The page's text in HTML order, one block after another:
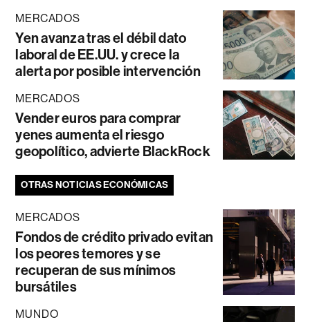
MERCADOS
Yen avanza tras el débil dato
laboral de EE.UU. y crece la
alerta por posible intervención
MERCADOS
Vender euros para comprar
yenes aumenta el riesgo
geopolítico, advierte BlackRock
OTRAS NOTICIAS ECONÓMICAS
MERCADOS
Fondos de crédito privado evitan
los peores temores y se
recuperan de sus mínimos
bursátiles
MUNDO